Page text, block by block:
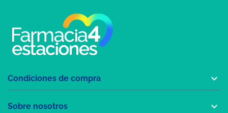
Condiciones de compra 
Sobre nosotros 